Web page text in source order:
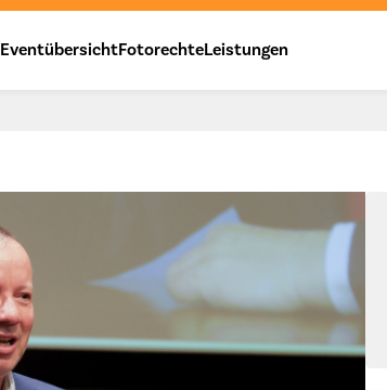
EventübersichtFotorechteLeistungen